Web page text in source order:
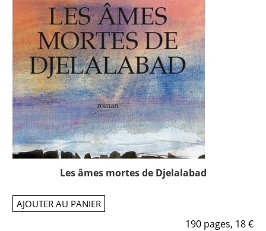
Les âmes mortes de Djelalabad
AJOUTER AU PANIER
190 pages, 18 €